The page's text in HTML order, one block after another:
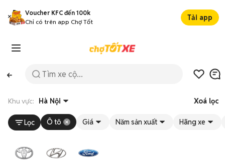
Voucher KFC đến 100k
Chỉ có trên app Chợ Tốt
Tải app
Khu vực: Hà Nội Xoá lọc
Lọc Ô tô Giá Năm sản xuất Hãng xe